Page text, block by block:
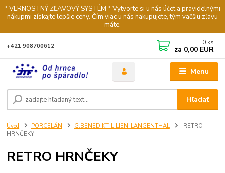
* VERNOSTNÝ ZĽAVOVÝ SYSTÉM * Vytvorte si u nás účet a pravidelnými
nákupmi získajte lepšie ceny. Čím viac u nás nakupujete, tým väčšiu zľavu
máte.
Menu
Hľadať
+421 908700612 0 ks
za 0,00 EUR
Úvod PORCELÁN G.BENEDIKT-LILIEN-LANGENTHAL
RETRO
HRNČEKY
RETRO HRNČEKY